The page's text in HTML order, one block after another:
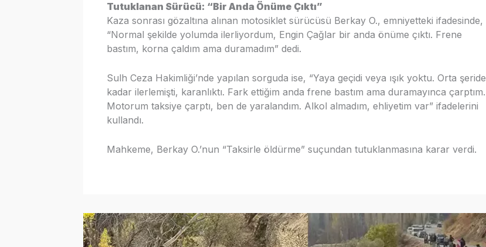
Tutuklanan Sürücü: “Bir Anda Önüme Çıktı”
Kaza sonrası gözaltına alınan motosiklet sürücüsü Berkay O., emniyetteki ifadesinde,
“Normal şekilde yolumda ilerliyordum, Engin Çağlar bir anda önüme çıktı. Frene
bastım, korna çaldım ama duramadım” dedi.
Sulh Ceza Hakimliği’nde yapılan sorguda ise, “Yaya geçidi veya ışık yoktu. Orta şeride
kadar ilerlemişti, karanlıktı. Fark ettiğim anda frene bastım ama duramayınca çarptım.
Motorum taksiye çarptı, ben de yaralandım. Alkol almadım, ehliyetim var” ifadelerini
kullandı.
Mahkeme, Berkay O.’nun “Taksirle öldürme” suçundan tutuklanmasına karar verdi.